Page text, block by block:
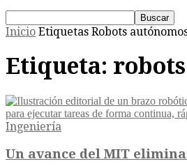
Inicio Etiquetas Robots
Etiqueta:
Ingeniería
Un avance del MIT